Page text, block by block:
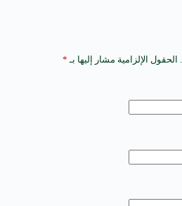
الحقول الإلزامية مشار إليها بـ *